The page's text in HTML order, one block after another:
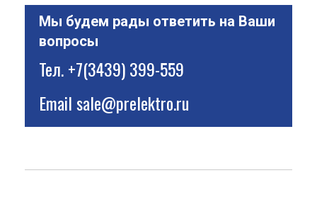
Мы будем рады ответить на Ваши
вопросы
Тел.+7(3439) 399-559
Emailsale@prelektro.ru